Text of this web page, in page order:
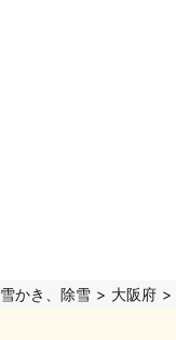
雪かき、除雪 大阪府